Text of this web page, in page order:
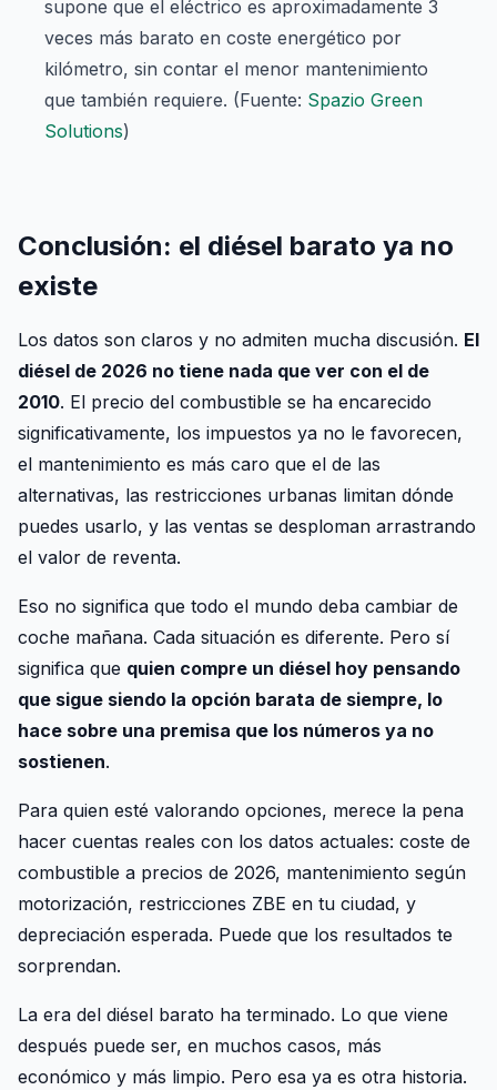
supone que el eléctrico es aproximadamente 3
veces más barato en coste energético por
kilómetro, sin contar el menor mantenimiento
que también requiere. (Fuente: Spazio Green
Solutions)
Conclusión: el diésel barato ya no
existe
Los datos son claros y no admiten mucha discusión. El
diésel de 2026 no tiene nada que ver con el de
2010. El precio del combustible se ha encarecido
significativamente, los impuestos ya no le favorecen,
el mantenimiento es más caro que el de las
alternativas, las restricciones urbanas limitan dónde
puedes usarlo, y las ventas se desploman arrastrando
el valor de reventa.
Eso no significa que todo el mundo deba cambiar de
coche mañana. Cada situación es diferente. Pero sí
significa que quien compre un diésel hoy pensando
que sigue siendo la opción barata de siempre, lo
hace sobre una premisa que los números ya no
sostienen.
Para quien esté valorando opciones, merece la pena
hacer cuentas reales con los datos actuales: coste de
combustible a precios de 2026, mantenimiento según
motorización, restricciones ZBE en tu ciudad, y
depreciación esperada. Puede que los resultados te
sorprendan.
La era del diésel barato ha terminado. Lo que viene
después puede ser, en muchos casos, más
económico y más limpio. Pero esa ya es otra historia.